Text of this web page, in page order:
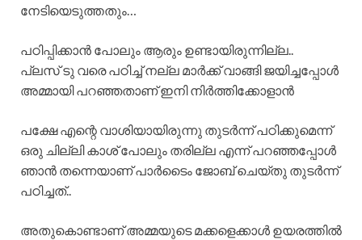
നേടിയെടുത്തതും…
പഠിപ്പിക്കാൻ പോലും ആരും ഉണ്ടായിരുന്നില്ല..
പ്ലസ് ടു വരെ പഠിച്ച് നല്ല മാർക്ക് വാങ്ങി ജയിച്ചപ്പോൾ
അമ്മായി പറഞ്ഞതാണ് ഇനി നിർത്തിക്കോളാൻ
പക്ഷേ എന്റെ വാശിയായിരുന്നു തുടർന്ന് പഠിക്കുമെന്ന്
ഒരു ചില്ലി കാശ് പോലും തരില്ല എന്ന് പറഞ്ഞപ്പോൾ
ഞാൻ തന്നെയാണ് പാർടൈം ജോബ് ചെയ്തു തുടർന്ന്
പഠിച്ചത്..
അതുകൊണ്ടാണ് അമ്മയുടെ മക്കളെക്കാൾ ഉയരത്തിൽ